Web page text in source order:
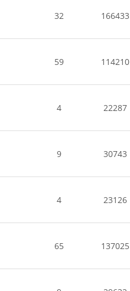
32 166433
59 114210
4 22287
9 30743
4 23126
65 137025